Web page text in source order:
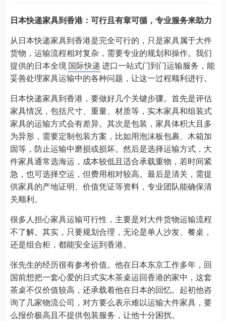
日本快递家具到香港：可行且有章可循，专业服务来助力
从日本快递家具到香港是完全可行的，只是家具属于大件
货物，运输流程相对复杂，需要专业的规划和操作。我们
提供的日本全境国际快递进口一站式门到门运输服务，能
妥善处理家具运输中的各种问题，让这一过程顺利进行。
日本快递家具到香港，要做好几个关键步骤。首先是评估
家具情况，包括尺寸、重量、材质等，实木家具和组装式
家具的运输方式会有差异。其次是包装，家具体积大且多
为异形，需要定制包装方案，比如用泡沫板包裹、木箱加
固等，防止运输中磨损或损坏。然后是选择运输方式，大
件家具通常选海运，成本较低且适合承载重物，若时间紧
急，也可选择空运，但费用相对较高。最后是清关，需提
供家具的产地证明、价值凭证等资料，专业团队能确保清
关顺利。
很多人担心家具运输可行性，主要是对大件货物运输流程
不了解。其实，只要规划合理，无论是单人沙发、餐桌，
还是组合柜，都能安全运到香港。
张先生的经历很有参考价值。他在日本东京工作多年，回
国前想把一套心爱的日式实木茶桌运回香港的家中，这套
茶桌不仅价值较高，还承载着他在日本的回忆。起初他咨
询了几家物流公司，对方要么表示难以运输大件家具，要
么报价极高且不提供包装服务，让他十分困扰。